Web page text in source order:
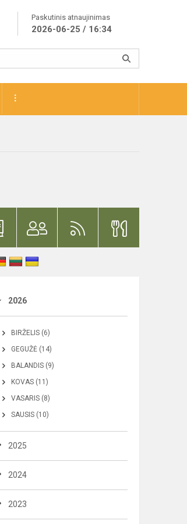
Paskutinis atnaujinimas
2026-06-25 / 16:34
2026
BIRŽELIS (6)
GEGUŽĖ (14)
BALANDIS (9)
KOVAS (11)
VASARIS (8)
SAUSIS (10)
2025
2024
2023